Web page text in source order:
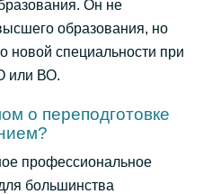
Он не
образования, но
новой специальности при
или ВО.
о переподготовке
профессиональное
большинства